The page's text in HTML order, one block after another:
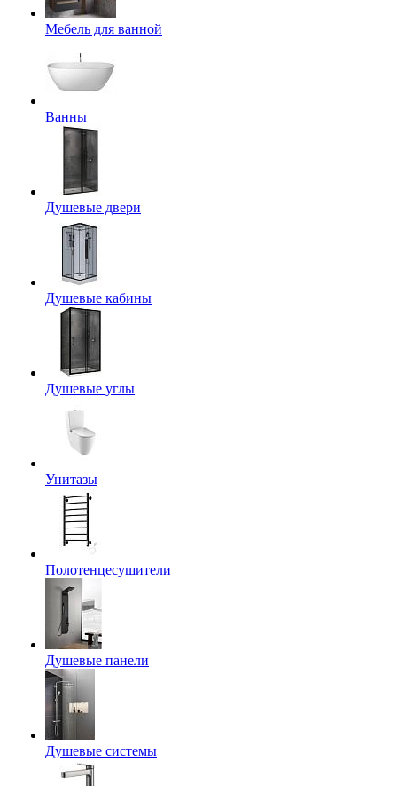
Мебель для ванной
Ванны
Душевые двери
Душевые кабины
Душевые углы
Унитазы
Полотенцесушители
Душевые панели
Душевые системы